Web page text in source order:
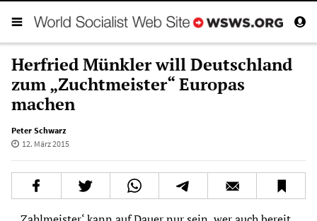
Herfried Münkler will Deutschland
zum „Zuchtmeister“ Europas
machen
Peter Schwarz
12. März 2015